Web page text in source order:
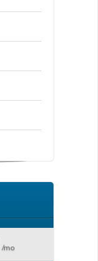
/mo